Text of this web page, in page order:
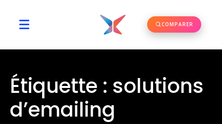
COMPARER
Étiquette : solutions
d’emailing